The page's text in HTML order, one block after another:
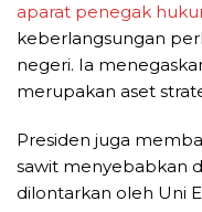
aparat penegak
keberlangsungan
negeri. Ia
merupakan aset
Presiden juga
sawit menyebabkan
dilontarkan oleh Uni